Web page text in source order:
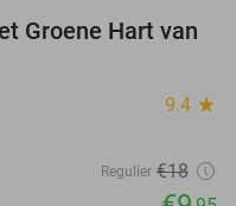
45%
Groene Hart van
9.4 star
Regulier €18